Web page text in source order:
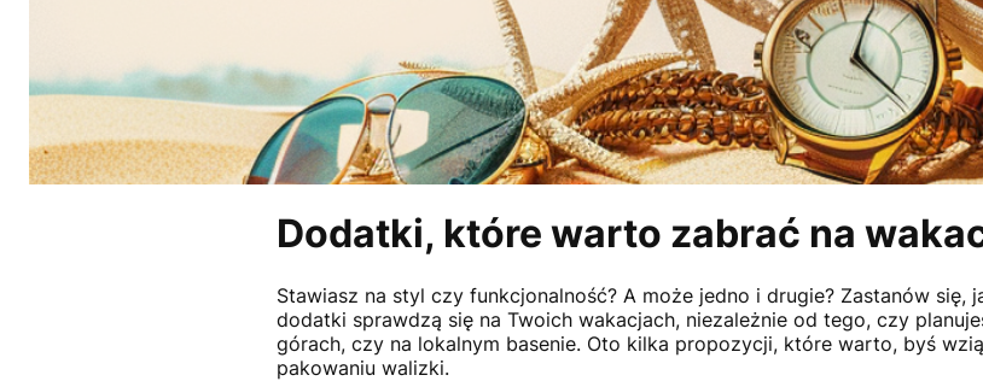
Dodatki, które warto zabrać na
Stawiasz na styl czy funkcjonalność? A może jedno i drugie? Zastanów się,
dodatki sprawdzą się na Twoich wakacjach, niezależnie od tego, czy
górach, czy na lokalnym basenie. Oto kilka propozycji, które warto, byś
pakowaniu walizki.